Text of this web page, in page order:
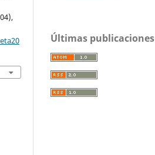
Últimas publicaciones